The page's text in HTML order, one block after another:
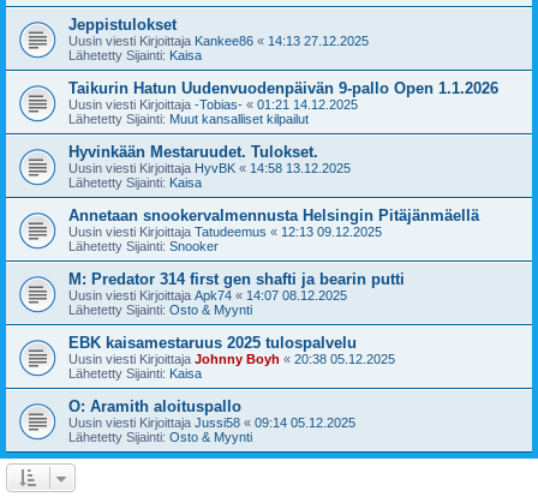
Jeppistulokset
Uusin viesti Kirjoittaja Kankee86 « 14:13 27.12.2025
Lähetetty Sijainti: Kaisa
Taikurin Hatun Uudenvuodenpäivän 9-pallo Open 1.1.2026
Uusin viesti Kirjoittaja -Tobias- « 01:21 14.12.2025
Lähetetty Sijainti: Muut kansalliset kilpailut
Hyvinkään Mestaruudet. Tulokset.
Uusin viesti Kirjoittaja HyvBK « 14:58 13.12.2025
Lähetetty Sijainti: Kaisa
Annetaan snookervalmennusta Helsingin Pitäjänmäellä
Uusin viesti Kirjoittaja Tatudeemus « 12:13 09.12.2025
Lähetetty Sijainti: Snooker
M: Predator 314 first gen shafti ja bearin putti
Uusin viesti Kirjoittaja Apk74 « 14:07 08.12.2025
Lähetetty Sijainti: Osto & Myynti
EBK kaisamestaruus 2025 tulospalvelu
Uusin viesti Kirjoittaja Johnny Boyh « 20:38 05.12.2025
Lähetetty Sijainti: Kaisa
O: Aramith aloituspallo
Uusin viesti Kirjoittaja Jussi58 « 09:14 05.12.2025
Lähetetty Sijainti: Osto & Myynti